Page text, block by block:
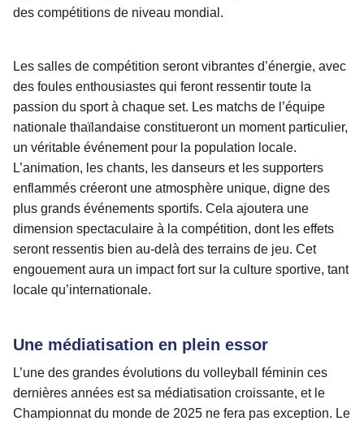
des compétitions de niveau mondial.
Les salles de compétition seront vibrantes d’énergie, avec
des foules enthousiastes qui feront ressentir toute la
passion du sport à chaque set. Les matchs de l’équipe
nationale thaïlandaise constitueront un moment particulier,
un véritable événement pour la population locale.
L’animation, les chants, les danseurs et les supporters
enflammés créeront une atmosphère unique, digne des
plus grands événements sportifs. Cela ajoutera une
dimension spectaculaire à la compétition, dont les effets
seront ressentis bien au-delà des terrains de jeu. Cet
engouement aura un impact fort sur la culture sportive, tant
locale qu’internationale.
Une médiatisation en plein essor
L’une des grandes évolutions du volleyball féminin ces
dernières années est sa médiatisation croissante, et le
Championnat du monde de 2025 ne fera pas exception. Le